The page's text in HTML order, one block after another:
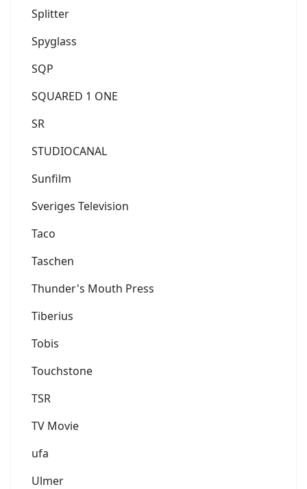
Splitter
Spyglass
SQP
SQUARED 1 ONE
SR
STUDIOCANAL
Sunfilm
Sveriges Television
Taco
Taschen
Thunder's Mouth Press
Tiberius
Tobis
Touchstone
TSR
TV Movie
ufa
Ulmer